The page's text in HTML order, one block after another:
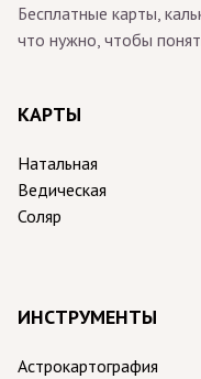
Бесплатные карты,
что нужно, чтобы
КАРТЫ
Натальная
Ведическая
Соляр
ИНСТРУМЕНТЫ
Астрокартография